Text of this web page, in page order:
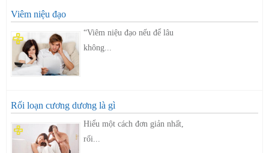
Viêm niệu đạo
“Viêm niệu đạo nếu để lâu
không...
Rối loạn cương dương là gì
Hiểu một cách đơn giản nhất,
rối...